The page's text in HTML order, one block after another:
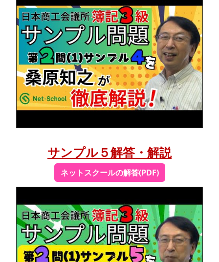
サンプル５解答・解説
ネットスクールの解答(PDF)